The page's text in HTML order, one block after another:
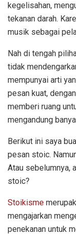
kegelisahan,
tekanan darah.
musik sebagai
Nah di tengah
tidak
mempunyai arti
pesan kuat,
memberi ruang
mengandung
Berikut ini saya
pesan stoic.
Atau sebelumnya,
stoic?
Stoikisme
mengajarkan
penekanan untuk